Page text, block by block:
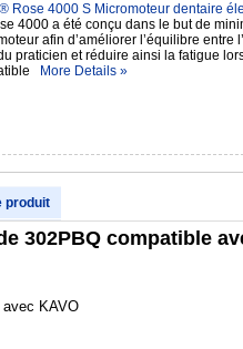
Rose 4000 S Micromoteur dentaire
4000 a été conçu dans le but de
afin d’améliorer l’équilibre entre
praticien et réduire ainsi la fatigue
More Details »
produit
302PBQ compatible
KAVO